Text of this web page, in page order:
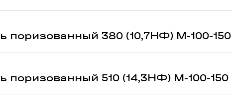
поризованный 380 (10,7НФ) М-100-150
поризованный 510 (14,3НФ) М-100-150